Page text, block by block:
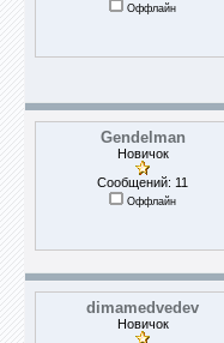
Оффлайн
Gendelman
Новичок
Сообщений: 11
Оффлайн
dimamedvedev
Новичок